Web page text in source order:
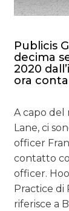
Publicis
decima
2020
ora
A capo del
Lane, ci
officer
contatto
officer.
Practice di
riferisce a